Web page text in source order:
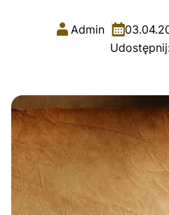
Admin